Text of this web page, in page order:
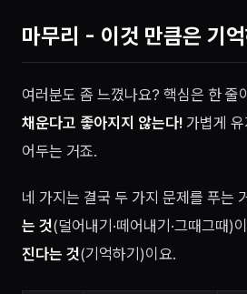
마무리 - 이것 만큼은 기억
여러분도 좀 느꼈나요? 핵심은 한
채운다고 좋아지지 않는다! 가볍게
어두는 거죠.
네 가지는 결국 두 가지 문제를 푸는
는 것(덜어내기·떼어내기·그때그때)
진다는 것(기억하기)이요.